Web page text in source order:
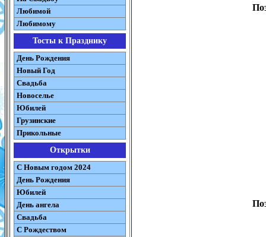
Любимой
Любимому
Тосты к Празднику
День Рождения
Новый Год
Свадьба
Новоселье
Юбилей
Грузинские
Прикольные
Открытки
С Новым годом 2024
День Рождения
Юбилей
День ангела
Свадьба
С Рождеством